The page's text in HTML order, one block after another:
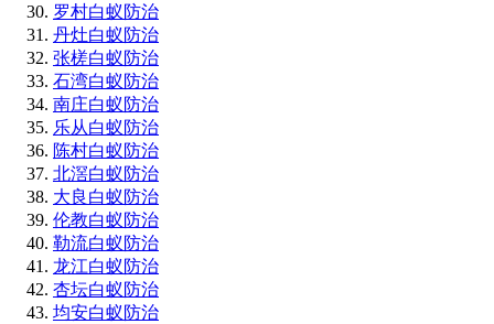
罗村白蚁防治
丹灶白蚁防治
张槎白蚁防治
石湾白蚁防治
南庄白蚁防治
乐从白蚁防治
陈村白蚁防治
北滘白蚁防治
大良白蚁防治
伦教白蚁防治
勒流白蚁防治
龙江白蚁防治
杏坛白蚁防治
均安白蚁防治